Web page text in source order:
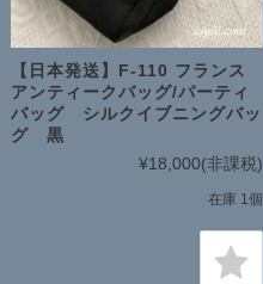
【日本発送】F-110 フランス
アンティークバッグ/パーティ
バッグ シルクイブニングバッ
グ 黒
¥18,000(非課税)
在庫 1個